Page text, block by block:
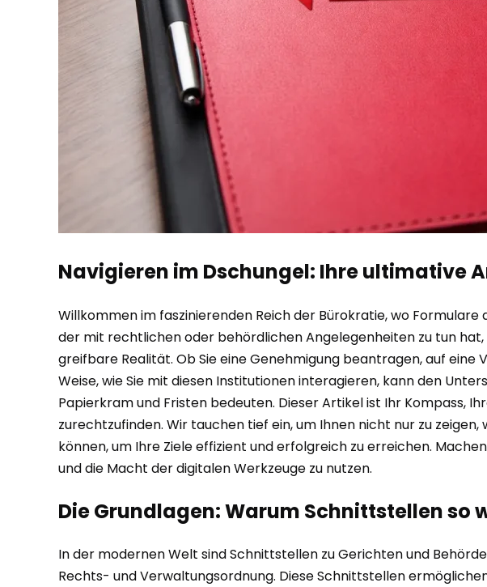
Navigieren im Dschungel: Ihre ultimative
Willkommen im faszinierenden Reich der Bürokratie, wo
der mit rechtlichen oder behördlichen Angelegenheiten zu tun
greifbare Realität. Ob Sie eine Genehmigung beantragen, auf
Weise, wie Sie mit diesen Institutionen interagieren, kann den
Papierkram und Fristen bedeuten. Dieser Artikel ist Ihr Kompass,
zurechtzufinden. Wir tauchen tief ein, um Ihnen nicht nur zu
können, um Ihre Ziele effizient und erfolgreich zu erreichen.
und die Macht der digitalen Werkzeuge zu nutzen.
Die Grundlagen: Warum Schnittstellen so
In der modernen Welt sind Schnittstellen zu Gerichten und
Rechts- und Verwaltungsordnung. Diese Schnittstellen